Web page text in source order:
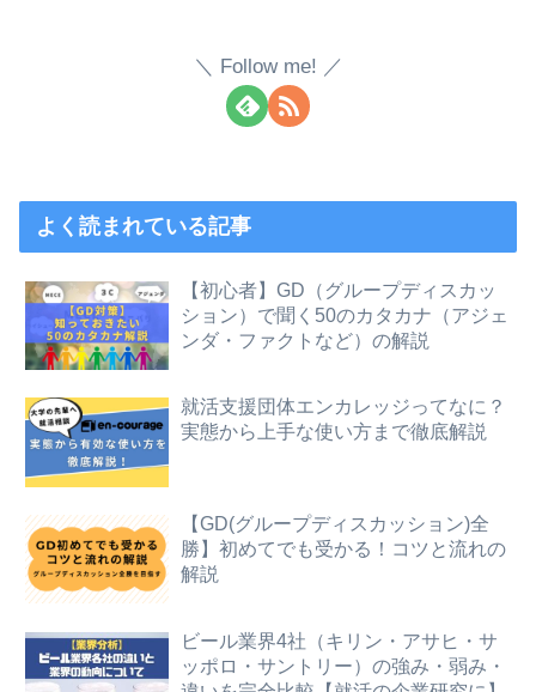
Follow me!
よく読まれている記事
【初心者】GD（グループディスカッ
ション）で聞く50のカタカナ（アジェ
ンダ・ファクトなど）の解説
就活支援団体エンカレッジってなに？
実態から上手な使い方まで徹底解説
【GD(グループディスカッション)全
勝】初めてでも受かる！コツと流れの
解説
ビール業界4社（キリン・アサヒ・サ
ッポロ・サントリー）の強み・弱み・